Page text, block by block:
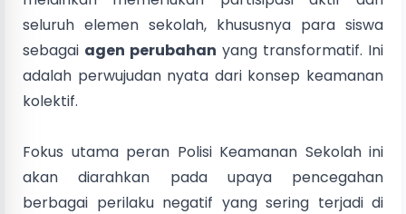
seluruh elemen sekolah, khususnya para siswa
sebagai agen perubahan yang transformatif. Ini
adalah perwujudan nyata dari konsep keamanan
kolektif.
Fokus utama peran Polisi Keamanan Sekolah ini
akan diarahkan pada upaya pencegahan
berbagai perilaku negatif yang sering terjadi di